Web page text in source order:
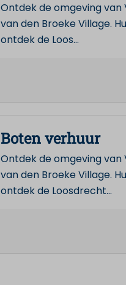
Ontdek de omgeving van
van den Broeke Village.
ontdek de Loos…
Boten verhuur
Ontdek de omgeving van
van den Broeke Village.
ontdek de Loosdrecht…